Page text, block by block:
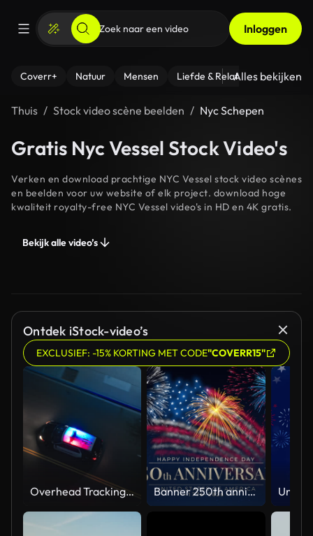
Inloggen
Coverr+ Natuur Mensen Liefde & Relaties - Fitness
Alles bekijken
Thuis Stock video scène beelden Nyc Schepen
Gratis Nyc Vessel Stock Video's
Verken en download prachtige NYC Vessel stock video scènes
en beelden voor uw website of elk project. download hoge
kwaliteit royalty-free NYC Vessel video's in HD en 4K gratis.
Bekijk alle video’s
Ontdek iStock-video’s
EXCLUSIEF: -15% KORTING MET CODE"COVERR15"
Overhead Tracking Drone Shot of a Police Car Driving on a City Street with Lights On at Night Banner 250th anniversary of the USA. 250 years of independence. 4th of july 2026 usa independence day, video greeting card. US flag fireworks on blue sky background. Fourth of july. 4k seamless loop